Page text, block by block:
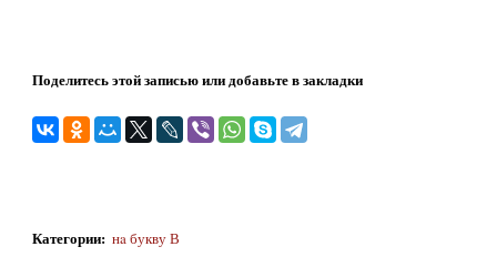
Поделитесь этой записью или добавьте в закладки
Категории: нa букву В